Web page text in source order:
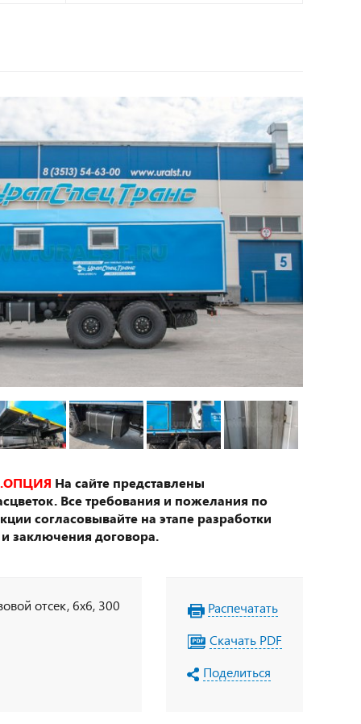
На сайте представлены
Все требования и пожелания по
согласовывайте на этапе разработки
заключения договора.
отсек, 6х6, 300
Распечатать
Скачать PDF
Поделиться